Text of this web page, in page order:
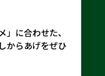
ナルシューが
スタードクリー
しておりま